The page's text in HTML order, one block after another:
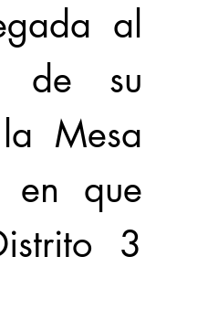
al
de su
Mesa
en que
3